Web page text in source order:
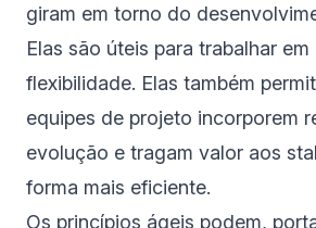
giram em torno do
Elas são úteis para trabalhar
flexibilidade. Elas também
equipes de projeto incorporem
evolução e tragam valor aos
forma mais eficiente.
Os princípios ágeis podem,